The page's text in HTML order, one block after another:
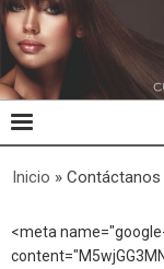
Inicio » Contáctanos
<meta